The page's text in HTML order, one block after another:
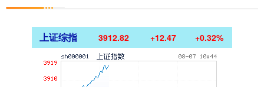
上证综指 3912.82 +12.47 +0.32%